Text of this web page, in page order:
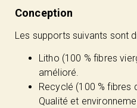
Conception
Les supports suivants sont
Litho (100 % fibres
amélioré.
Recyclé (100 % fibres
Qualité et